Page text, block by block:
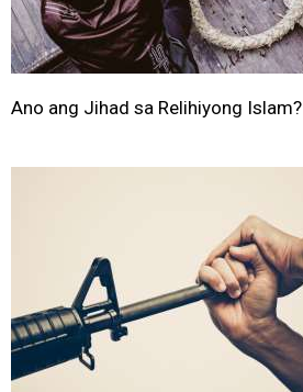
Ano ang Jihad sa Relihiyong Islam?